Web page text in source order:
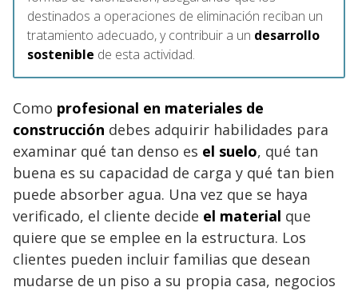
destinados a operaciones de eliminación reciban un
tratamiento adecuado, y contribuir a un desarrollo
sostenible de esta actividad.
Como profesional en materiales de
construcción debes adquirir habilidades para
examinar qué tan denso es el suelo, qué tan
buena es su capacidad de carga y qué tan bien
puede absorber agua. Una vez que se haya
verificado, el cliente decide el material que
quiere que se emplee en la estructura. Los
clientes pueden incluir familias que desean
mudarse de un piso a su propia casa, negocios